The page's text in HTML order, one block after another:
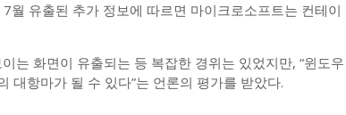
월 유출된 추가 정보에 따르면 마이크로소프트는 컨테이
는 화면이 유출되는 등 복잡한 경위는 있었지만, “윈도우
대항마가 될 수 있다”는 언론의 평가를 받았다.